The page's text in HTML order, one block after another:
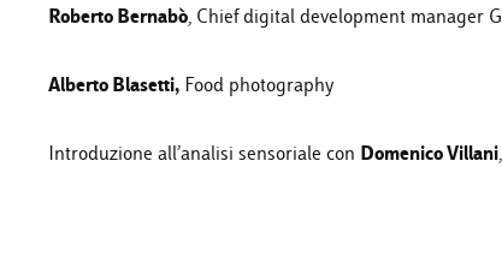
Roberto Bernabò, Chief digital development manager
Alberto Blasetti, Food photography
Introduzione all’analisi sensoriale con Domenico Villani